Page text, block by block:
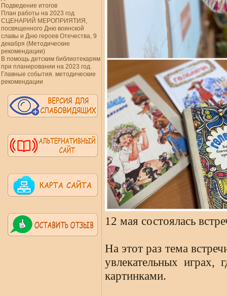
Подведение итогов
План работы на 2023 год
СЦЕНАРИЙ МЕРОПРИЯТИЯ,
посвященного Дню воинской
славы и Дню героев Отечества, 9
декабря (Методические
рекомендации)
В помощь детским библиотекарям
при планировании на 2023 год.
Главные события. методические
рекомендации
12 мая состоялась
На этот раз тема
увлекательных играх,
картинками.